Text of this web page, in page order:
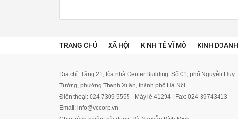
TRANG CHỦ XÃ HỘI KINH TẾ VĨ MÔ KINH DOANH
Địa chỉ: Tầng 21, tòa nhà Center Building. Số 01, phố Nguyễn Huy
Tưởng, phường Thanh Xuân, thành phố Hà Nội
Điện thoại: 024 7309 5555 - Máy lẻ 41294 | Fax: 024-39743413
Email: info@vccorp.vn